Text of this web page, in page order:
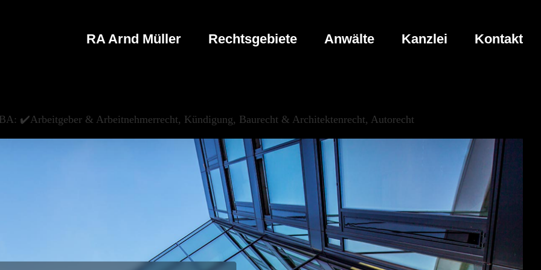
RA Arnd Müller Rechtsgebiete Anwälte Kanzlei Kontakt
✔️Arbeitgeber & Arbeitnehmerrecht, Kündigung, Baurecht & Architektenrecht, Autorecht